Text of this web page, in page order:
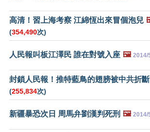
高清！習上海考察 江綿恆出來冒個泡兒
(354,490次)
人民報叫板江澤民 誰在對號入座 🖼️ 2014/
封鎖人民報！推特藍鳥的翅膀被中共折斷
(255,834次)
新疆暴恐次日 周馬弁劉漢判死刑 🖼️ 2014/